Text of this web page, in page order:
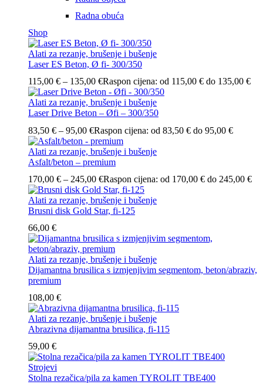
Radna obuća
Shop
Alati za rezanje, brušenje i bušenje
Laser ES Beton, Ø fi- 300/350
115,00 € – 135,00 €Raspon cijena: od 115,00 € do 135,00 €
Alati za rezanje, brušenje i bušenje
Laser Drive Beton – Øfi – 300/350
83,50 € – 95,00 €Raspon cijena: od 83,50 € do 95,00 €
Alati za rezanje, brušenje i bušenje
Asfalt/beton – premium
170,00 € – 245,00 €Raspon cijena: od 170,00 € do 245,00 €
Alati za rezanje, brušenje i bušenje
Brusni disk Gold Star, fi-125
66,00 €
Alati za rezanje, brušenje i bušenje
Dijamantna brusilica s izmjenjivim segmentom, beton/abraziv,
premium
108,00 €
Alati za rezanje, brušenje i bušenje
Abrazivna dijamantna brusilica, fi-115
59,00 €
Strojevi
Stolna rezačica/pila za kamen TYROLIT TBE400